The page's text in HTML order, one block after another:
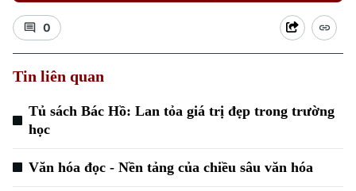
0
Tin liên quan
Tủ sách Bác Hồ: Lan tỏa giá trị đẹp trong trường
học
Văn hóa đọc - Nền tảng của chiều sâu văn hóa